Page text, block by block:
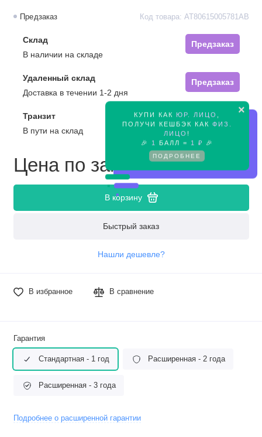
×
КУПИ КАК ЮР. ЛИЦО
ПОЛУЧИ КЕШБЭК КАК ФИЗ.
ЛИЦО !
🎉
1 БАЛЛ = 1 ₽ 🎉
ПОДРОБНЕЕ
Предзаказ Код товара: AT80615005781AB
Склад
Предзаказ
В наличии на складе
Удаленный склад
Предзаказ
Доставка в течении 1-2 дня
Транзит
Предзаказ
В пути на склад
Цена по запросу
В корзину
Быстрый заказ
Нашли дешевле?
В избранное В сравнение
Гарантия
Стандартная - 1 год Расширенная - 2 года
Расширенная - 3 года
Подробнее о расширенной гарантии